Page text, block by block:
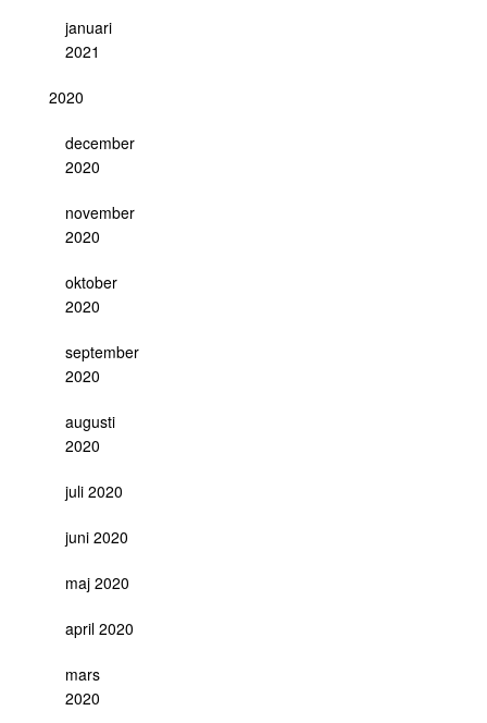
januari
2021
2020
december
2020
november
2020
oktober
2020
september
2020
augusti
2020
juli 2020
juni 2020
maj 2020
april 2020
mars
2020